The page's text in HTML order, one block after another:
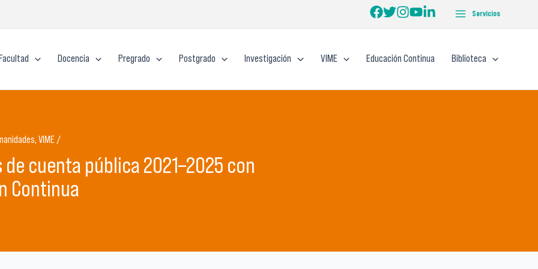
Servicios
Docencia Pregrado Postgrado Investigación VIME Educación Continua Biblioteca
VIME /
cuenta pública 2021–2025 con
Continua